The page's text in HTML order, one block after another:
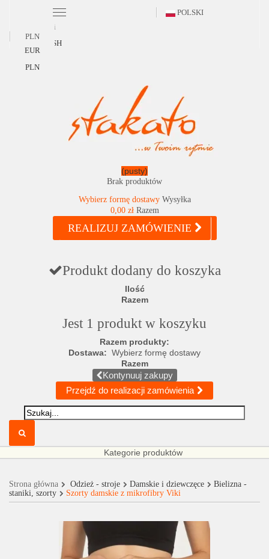
POLSKI
Polski
ENGLISH
PLN
EUR
PLN
(pusty)
Brak produktów
Wybierz formę dostawy Wysyłka
0,00 zł Razem
REALIZUJ ZAMÓWIENIE
Produkt dodany do koszyka
Ilość
Razem
Jest 1 produkt w koszyku
Razem produkty:
Dostawa: Wybierz formę dostawy
Razem
Kontynuuj zakupy
Przejdź do realizacji zamówienia
Kategorie produktów
Strona główna Odzież - stroje Damskie i dziewczęce
Bielizna -
staniki, szorty
Szorty damskie z mikrofibry Viki